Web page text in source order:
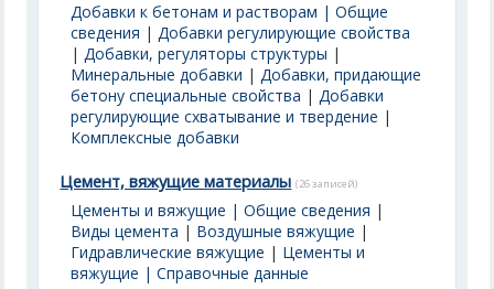
Добавки к бетонам и растворам | Общие
сведения |Добавки регулирующие свойства
|Добавки, регуляторы структуры |
Минеральные добавки |Добавки, придающие
бетону специальные свойства |Добавки
регулирующие схватывание и твердение |
Комплексные добавки
Цемент, вяжущие материалы (26 записей)
Цементы и вяжущие | Общие сведения |
Виды цемента | Воздушные вяжущие |
Гидравлические вяжущие | Цементы и
вяжущие | Справочные данные